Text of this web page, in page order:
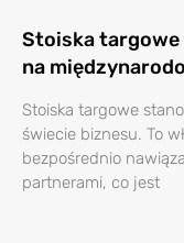
Stoiska targowe
na
Stoiska targowe
świecie biznesu. To
bezpośrednio
partnerami, co jest